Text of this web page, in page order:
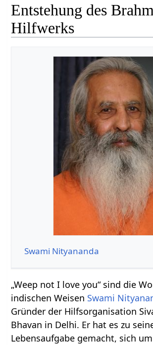
Entstehung des
Hilfwerks
Swami Nityananda
„Weep not I love you“ sind die
indischen Weisen Swami
Gründer der Hilfsorganisation
Bhavan in Delhi. Er hat es zu
Lebensaufgabe gemacht, sich